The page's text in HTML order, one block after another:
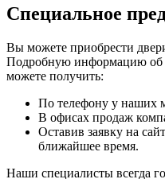
Специальное
Вы можете приобрести
Подробную информацию об
можете получить:
По телефону у наших
В офисах продаж
Оставив заявку на
ближайшее время.
Наши специалисты всегда